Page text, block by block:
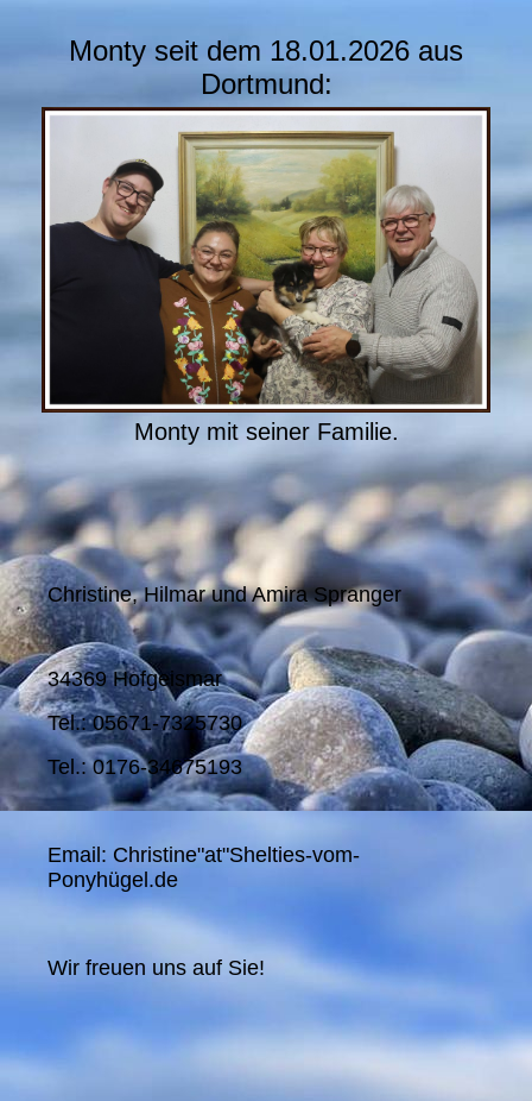
Monty seit dem 18.01.2026 aus
Dortmund:
Monty mit seiner Familie.
Christine, Hilmar und Amira Spranger
34369 Hofgeismar
Tel.: 05671-7325730
Tel.: 0176-34675193
Email: Christine"at"Shelties-vom-
Ponyhügel.de
Wir freuen uns auf Sie!